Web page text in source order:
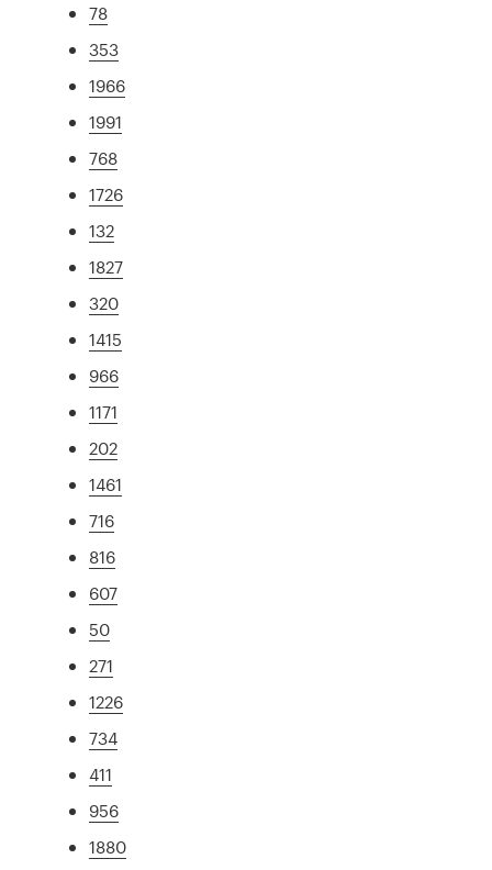
78
353
1966
1991
768
1726
132
1827
320
1415
966
1171
202
1461
716
816
607
50
271
1226
734
411
956
1880